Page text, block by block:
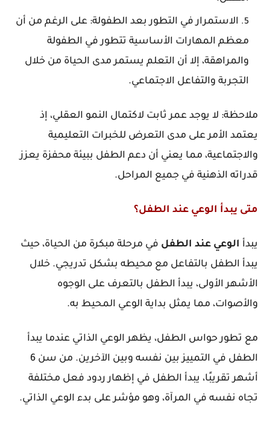
الاستمرار في التطور بعد الطفولة: على الرغم من أن
معظم المهارات الأساسية تتطور في الطفولة
والمراهقة، إلا أن التعلم يستمر مدى الحياة من خلال
التجربة والتفاعل الاجتماعي.
ملاحظة: لا يوجد عمر ثابت لاكتمال النمو العقلي، إذ
يعتمد الأمر على مدى التعرض للخبرات التعليمية
والاجتماعية، مما يعني أن دعم الطفل ببيئة محفزة يعزز
قدراته الذهنية في جميع المراحل.
متى يبدأ الوعي عند الطفل؟
يبدأ الوعي عند الطفل في مرحلة مبكرة من الحياة، حيث
يبدأ الطفل بالتفاعل مع محيطه بشكل تدريجي. خلال
الأشهر الأولى، يبدأ الطفل بالتعرف على الوجوه
والأصوات، مما يمثل بداية الوعي المحيط به.
مع تطور حواس الطفل، يظهر الوعي الذاتي عندما يبدأ
الطفل في التمييز بين نفسه وبين الآخرين. من سن 6
أشهر تقريبًا، يبدأ الطفل في إظهار ردود فعل مختلفة
تجاه نفسه في المرآة، وهو مؤشر على بدء الوعي الذاتي.